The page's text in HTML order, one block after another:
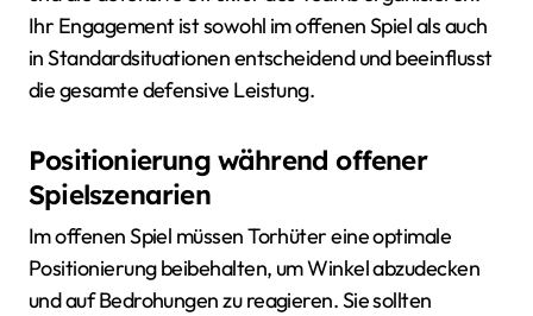
Ihr Engagement ist sowohl im offenen Spiel als auch
in Standardsituationen entscheidend und beeinflusst
die gesamte defensive Leistung.
Positionierung während offener
Spielszenarien
Im offenen Spiel müssen Torhüter eine optimale
Positionierung beibehalten, um Winkel abzudecken
und auf Bedrohungen zu reagieren. Sie sollten